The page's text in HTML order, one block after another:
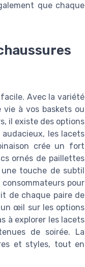
que chaque
Avec la variété
à vos baskets ou
il existe des options
les lacets
crée un fort
ornés de paillettes
touche de subtil
pour
de chaque paire de
œil sur les options
à explorer les lacets
de soirée. La
et styles, tout en